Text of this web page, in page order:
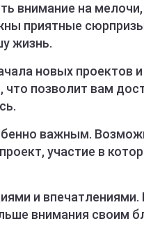
внимание на
приятные
жизнь.
новых проектов
что позволит вам
важным.
участие в
и впечатлениями.
внимания своим